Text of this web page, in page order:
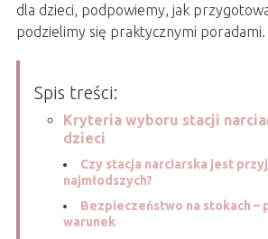
dla dzieci, podpowiemy, jak
podzielimy się praktycznymi poradami.
Spis treści:
Kryteria wyboru stacji
dzieci
Czy stacja narciarska jest
najmłodszych?
Bezpieczeństwo na stokach –
warunek